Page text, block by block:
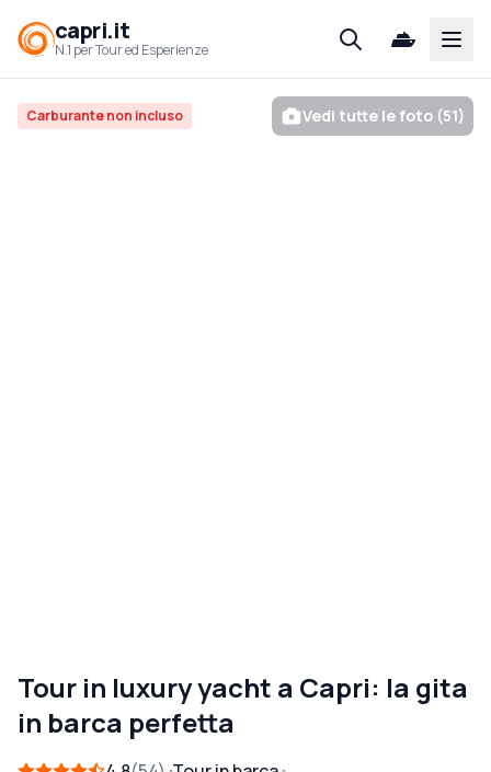
capri.it
N.1 per Tour ed Esperienze
Carburante non incluso Vedi tutte le foto (51)
Tour in luxury yacht a Capri: la gita
in barca perfetta